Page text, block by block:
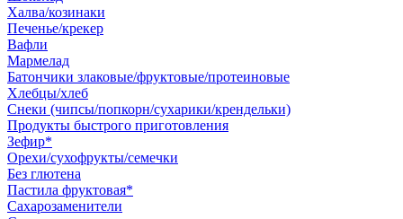
Халва/козинаки
Печенье/крекер
Вафли
Мармелад
Батончики злаковые/фруктовые/протеиновые
Хлебцы/хлеб
Снеки (чипсы/попкорн/сухарики/крендельки)
Продукты быстрого приготовления
Зефир*
Орехи/сухофрукты/семечки
Без глютена
Пастила фруктовая*
Сахарозаменители